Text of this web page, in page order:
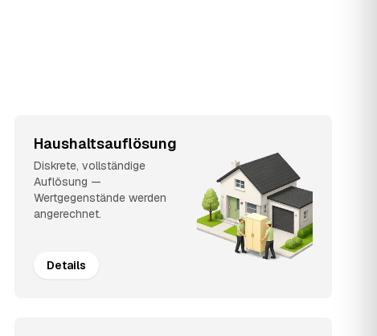
Haushaltsauflösung
Diskrete, vollständige
Auflösung —
Wertgegenstände werden
angerechnet.
Details